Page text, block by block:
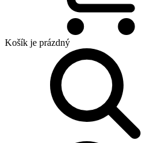
Košík je prázdný